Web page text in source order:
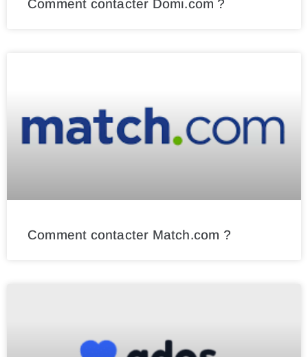
Comment contacter Domi.com ?
Comment contacter Match.com ?